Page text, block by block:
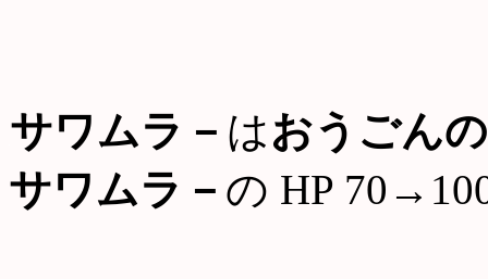
サワムラ－ はおうごん
サワムラ－ の HP